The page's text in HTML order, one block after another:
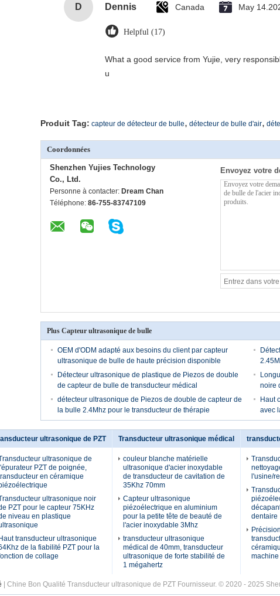
D Dennis Canada May
Helpful (17)
What a good service from Yujie, very
u
Produit Tag: capteur de détecteur de bulle, détecteur de bulle d'air,
Coordonnées
Shenzhen Yujies Technology
Co., Ltd.
Personne à contacter: Dream Chan
Téléphone: 86-755-83747109
Envoyez votre
Plus Capteur ultrasonique de bulle
OEM d'ODM adapté aux besoins du client par capteur
ultrasonique de bulle de haute précision disponible
Détecteur ultrasonique de plastique de Piezos de double
de capteur de bulle de transducteur médical
noire
détecteur ultrasonique de Piezos de double de capteur de
la bulle 2.4Mhz pour le transducteur de thérapie
Haut
avec
ultrasonique de PZT
ultrasonique de
l'épurateur PZT de poignée,
en céramique
ultrasonique noir
PZT pour le capteur 75KHz
niveau en plastique
Haut transducteur ultrasonique
de la fiabilité PZT pour la
de collage
Transducteur ultrasonique médical
couleur blanche matérielle
ultrasonique d'acier inoxydable
de transducteur de cavitation de
35Khz 70mm
Capteur ultrasonique
piézoélectrique en aluminium
pour la petite tête de beauté de
l'acier inoxydable 3Mhz
transducteur ultrasonique
médical de 40mm, transducteur
ultrasonique de forte stabilité de
1 mégahertz
l'usine/
dentaire
machine
| Chine Bon Qualité Transducteur ultrasonique de PZT Fournisseur. © 2020 - 2025